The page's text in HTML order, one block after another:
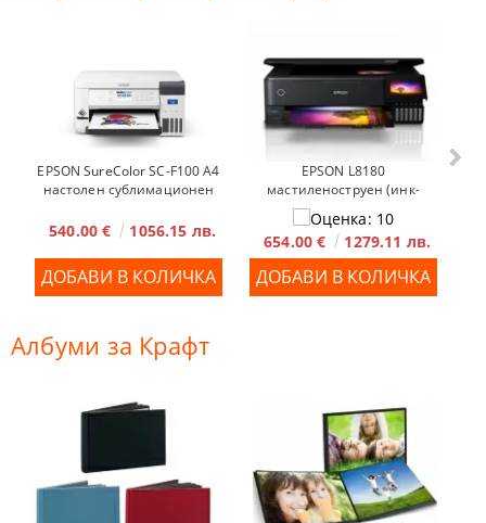
EPSON SureColor SC-F100 A4
настолен сублимационен
540.00 € 1056.15 лв.
EPSON L8180
мастиленоструен (инк-
джет) фотопринтер
654.00 € 1279.11 лв.
Албуми за Крафт